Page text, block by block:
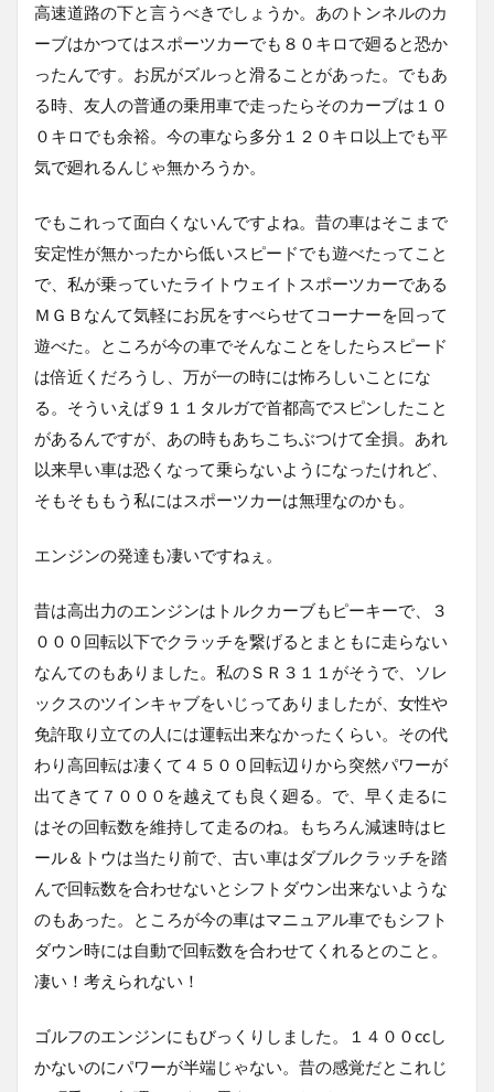
高速道路の下と言うべきでしょうか。あのトンネルのカ
ーブはかつてはスポーツカーでも８０キロで廻ると恐か
ったんです。お尻がズルっと滑ることがあった。でもあ
る時、友人の普通の乗用車で走ったらそのカーブは１０
０キロでも余裕。今の車なら多分１２０キロ以上でも平
気で廻れるんじゃ無かろうか。
でもこれって面白くないんですよね。昔の車はそこまで
安定性が無かったから低いスピードでも遊べたってこと
で、私が乗っていたライトウェイトスポーツカーである
ＭＧＢなんて気軽にお尻をすべらせてコーナーを回って
遊べた。ところが今の車でそんなことをしたらスピード
は倍近くだろうし、万が一の時には怖ろしいことにな
る。そういえば９１１タルガで首都高でスピンしたこと
があるんですが、あの時もあちこちぶつけて全損。あれ
以来早い車は恐くなって乗らないようになったけれど、
そもそももう私にはスポーツカーは無理なのかも。
エンジンの発達も凄いですねぇ。
昔は高出力のエンジンはトルクカーブもピーキーで、３
０００回転以下でクラッチを繋げるとまともに走らない
なんてのもありました。私のＳＲ３１１がそうで、ソレ
ックスのツインキャブをいじってありましたが、女性や
免許取り立ての人には運転出来なかったくらい。その代
わり高回転は凄くて４５００回転辺りから突然パワーが
出てきて７０００を越えても良く廻る。で、早く走るに
はその回転数を維持して走るのね。もちろん減速時はヒ
ール＆トウは当たり前で、古い車はダブルクラッチを踏
んで回転数を合わせないとシフトダウン出来ないような
のもあった。ところが今の車はマニュアル車でもシフト
ダウン時には自動で回転数を合わせてくれるとのこと。
凄い！考えられない！
ゴルフのエンジンにもびっくりしました。１４００ccし
かないのにパワーが半端じゃない。昔の感覚だとこれじ